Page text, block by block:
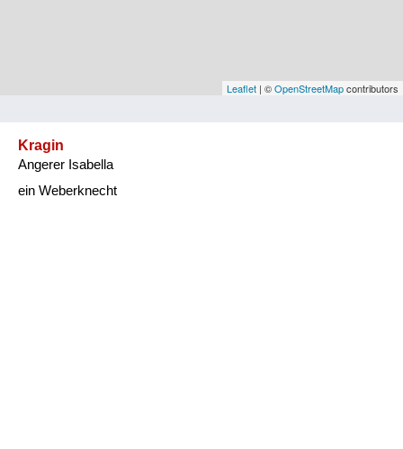
VorarlbergLeaflet | ©OpenStreetMapcontributors
Kragin
Angerer Isabella
ein Weberknecht